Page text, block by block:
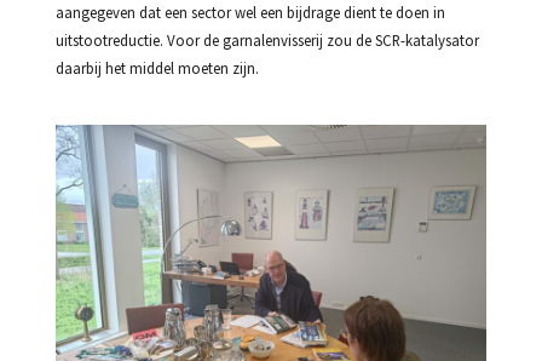
aangegeven dat een sector wel een bijdrage dient te doen in
uitstootreductie. Voor de garnalenvisserij zou de SCR-katalysator
daarbij het middel moeten zijn.